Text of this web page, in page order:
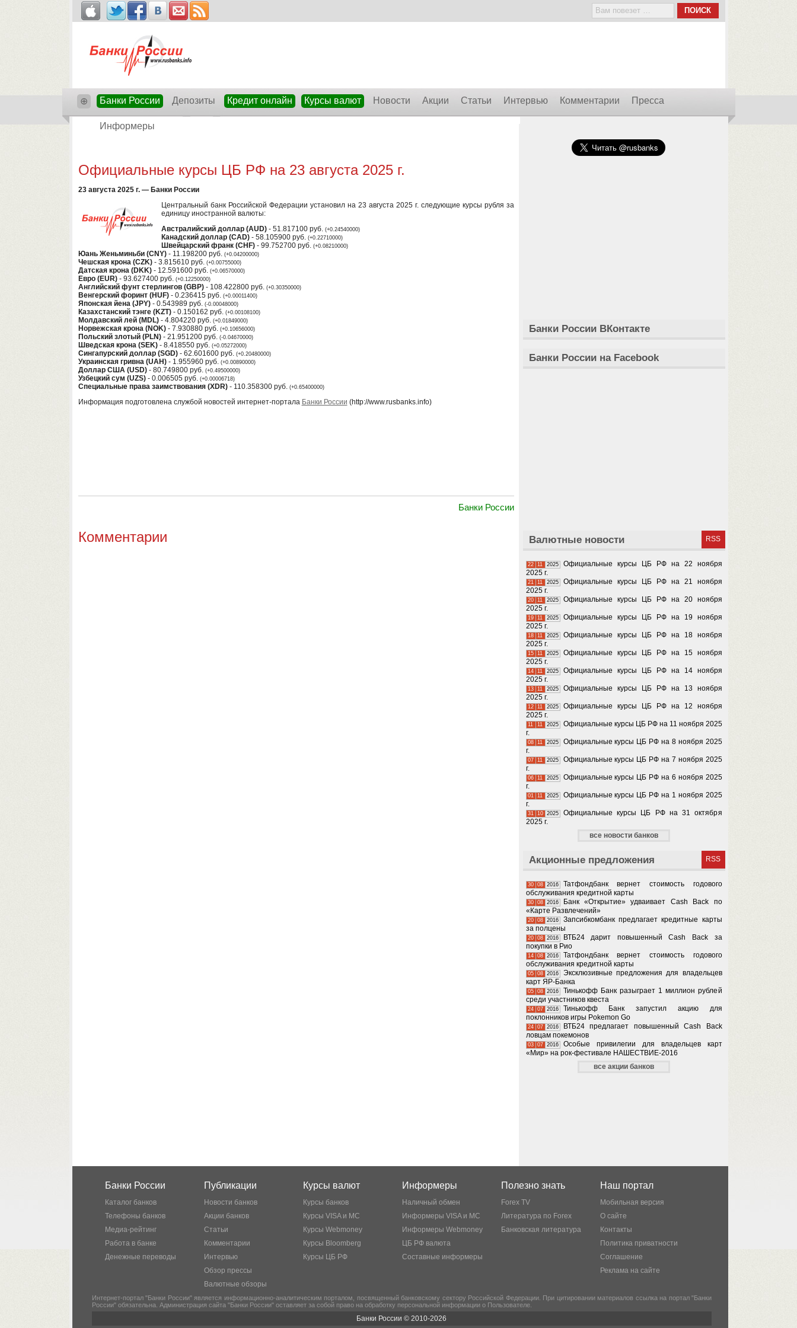
⊕ Банки России Депозиты Кредит онлайн Курсы валют Новости Акции Статьи Интервью Комментарии Пресса
Информеры
Официальные курсы ЦБ РФ на 23 августа 2025 г.
23 августа 2025 г. — Банки России
Центральный банк Российской Федерации установил на 23 августа 2025 г. следующие курсы рубля за
единицу иностранной валюты:
Австралийский доллар (AUD)- 51.817100 руб. (+0.24540000)
Канадский доллар (CAD)- 58.105900 руб. (+0.22710000)
Швейцарский франк (CHF)- 99.752700 руб. (+0.08210000)
Юань Женьминьби (CNY)- 11.198200 руб. (+0.04200000)
Чешская крона (CZK)- 3.815610 руб. (+0.00755000)
Датская крона (DKK)- 12.591600 руб. (+0.06570000)
Евро (EUR)- 93.627400 руб. (+0.12250000)
Английский фунт стерлингов (GBP)- 108.422800 руб. (+0.30350000)
Венгерский форинт (HUF)- 0.236415 руб. (+0.00011400)
Японская йена (JPY)- 0.543989 руб. (-0.00048000)
Казахстанский тэнге (KZT)- 0.150162 руб. (+0.00108100)
Молдавский лей (MDL)- 4.804220 руб. (+0.01849000)
Норвежская крона (NOK)- 7.930880 руб. (+0.10656000)
Польский злотый (PLN)- 21.951200 руб. (-0.04670000)
Шведская крона (SEK)- 8.418550 руб. (+0.05272000)
Сингапурский доллар (SGD)- 62.601600 руб. (+0.20480000)
Украинская гривна (UAH)- 1.955960 руб. (+0.00890000)
Доллар США (USD)- 80.749800 руб. (+0.49500000)
Узбецкий сум (UZS)- 0.006505 руб. (+0.00006718)
Специальные права заимствования (XDR)- 110.358300 руб. (+0.65400000)
Информация подготовлена службой новостей интернет-портала Банки России (http://www.rusbanks.info)
Банки России
Комментарии
Банки России ВКонтакте
Банки России на Facebook
Валютные новости RSS
22 11 2025
Официальные курсы ЦБ РФ на 22 ноября
2025 г.
21 11 2025
Официальные курсы ЦБ РФ на 21 ноября
2025 г.
20 11 2025
Официальные курсы ЦБ РФ на 20 ноября
2025 г.
19 11 2025
Официальные курсы ЦБ РФ на 19 ноября
2025 г.
18 11 2025
Официальные курсы ЦБ РФ на 18 ноября
2025 г.
15 11 2025
Официальные курсы ЦБ РФ на 15 ноября
2025 г.
14 11 2025
Официальные курсы ЦБ РФ на 14 ноября
2025 г.
13 11 2025
Официальные курсы ЦБ РФ на 13 ноября
2025 г.
12 11 2025
Официальные курсы ЦБ РФ на 12 ноября
2025 г.
11 11 2025
Официальные курсы ЦБ РФ на 11 ноября 2025
г.
08 11 2025
Официальные курсы ЦБ РФ на 8 ноября 2025
г.
07 11 2025
Официальные курсы ЦБ РФ на 7 ноября 2025
г.
06 11 2025
Официальные курсы ЦБ РФ на 6 ноября 2025
г.
01 11 2025
Официальные курсы ЦБ РФ на 1 ноября 2025
г.
31 10 2025
Официальные курсы ЦБ РФ на 31 октября
2025 г.
все новости банков
Акционные предложения RSS
30 08 2016
Татфондбанк вернет стоимость годового
обслуживания кредитной карты
30 08 2016
Банк «Открытие» удваивает Cash Back по
«Карте Развлечений»
20 08 2016
Запсибкомбанк предлагает кредитные карты
за полцены
20 08 2016
ВТБ24 дарит повышенный Cash Back за
покупки в Рио
14 08 2016
Татфондбанк вернет стоимость годового
обслуживания кредитной карты
05 08 2016
Эксклюзивные предложения для владельцев
карт ЯР-Банка
05 08 2016
Тинькофф Банк разыграет 1 миллион рублей
среди участников квеста
24 07 2016
Тинькофф Банк запустил акцию для
поклонников игры Pokemon Go
24 07 2016
ВТБ24 предлагает повышенный Cash Back
ловцам покемонов
03 07 2016
Особые привилегии для владельцев карт
«Мир» на рок-фестивале НАШЕСТВИЕ-2016
все акции банков
Банки России
Каталог банков
Телефоны банков
Медиа-рейтинг
Работа в банке
Денежные переводы
Публикации
Новости банков
Акции банков
Статьи
Комментарии
Интервью
Обзор прессы
Валютные обзоры
Курсы валют
Курсы банков
Курсы VISA и MC
Курсы Webmoney
Курсы Bloomberg
Курсы ЦБ РФ
Информеры
Наличный обмен
Информеры VISA и MC
Информеры Webmoney
ЦБ РФ валюта
Составные информеры
Полезно знать
Forex TV
Литература по Forex
Банковская литература
Наш портал
Мобильная версия
О сайте
Контакты
Политика приватности
Соглашение
Реклама на сайте
Интернет-портал "Банки России" является информационно-аналитическим порталом, посвященный банковскому сектору Российской Федерации. При цитировании материалов ссылка на портал "Банки
России" обязательна. Администрация сайта "Банки России" оставляет за собой право на обработку персональной информации о Пользователе.
Банки России © 2010-2026